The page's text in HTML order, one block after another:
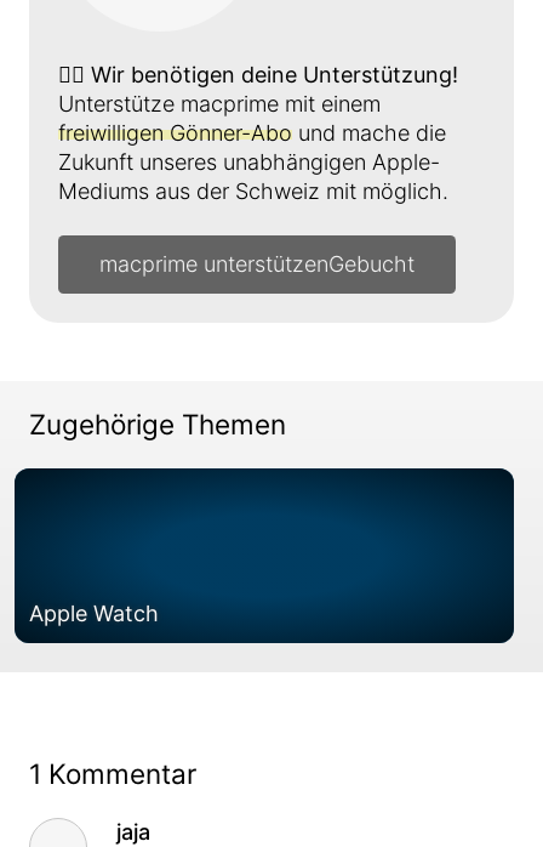
👉🏼 Wir benötigen deine Unterstützung!
Unterstütze macprime mit einem
freiwilligen Gönner-Abo und mache die
Zukunft unseres unabhängigen Apple-
Mediums aus der Schweiz mit möglich.
macprime unterstützen
Zugehörige Themen
Apple Watch
1 Kommentar
Kommentar von
jaja